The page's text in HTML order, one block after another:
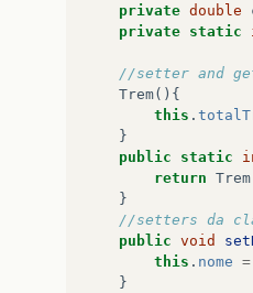
private double
private static
//setter and
Trem(){
this .
}
public
static
return Trem
}
//setters da
public void
this . nome =
}